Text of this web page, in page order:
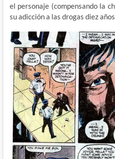
el personaje (compensando la
su adicción a las drogas diez